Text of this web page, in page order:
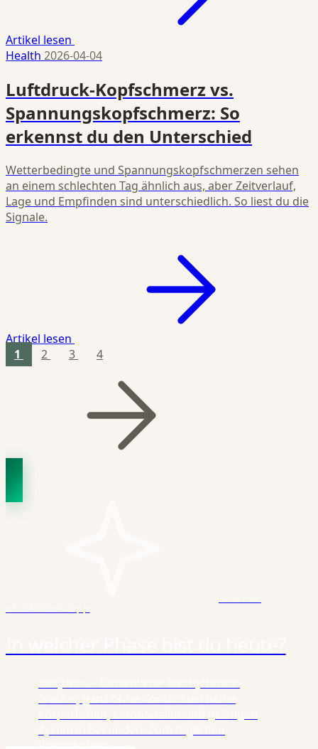
Artikel lesen
Health 2026-04-04
Luftdruck-Kopfschmerz vs.
Spannungskopfschmerz: So
erkennst du den Unterschied
Wetterbedingte und Spannungskopfschmerzen sehen
an einem schlechten Tag ähnlich aus, aber Zeitverlauf,
Lage und Empfinden sind unterschiedlich. So liest du die
Signale.
Artikel lesen
1
2 3 4